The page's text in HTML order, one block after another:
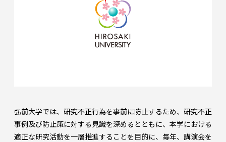
弘前大学では、研究不正行為を事前に防止するため、研究不正
事例及び防止策に対する見識を深めるとともに、本学における
適正な研究活動を一層推進することを目的に、毎年、講演会を